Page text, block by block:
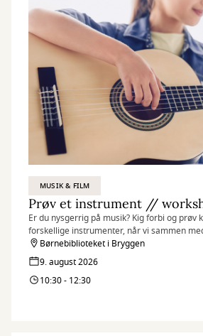
MUSIK & FILM
Prøv et instrument //
Er du nysgerrig på musik? Kig forbi og
forskellige instrumenter, når vi sammen
Kulturskole inviterer til et par sjove og
timer på Børnebiblioteket i Bryggen
Børnebiblioteket i Bryggen
9. august 2026
10:30 - 12:30